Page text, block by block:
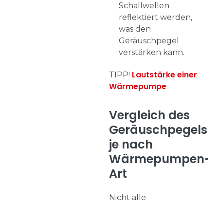
Schallwellen
reflektiert werden,
was den
Geräuschpegel
verstärken kann.
TIPP! Lautstärke einer
Wärmepumpe
Vergleich des
Geräuschpegels
je nach
Wärmepumpen-
Art
Nicht alle